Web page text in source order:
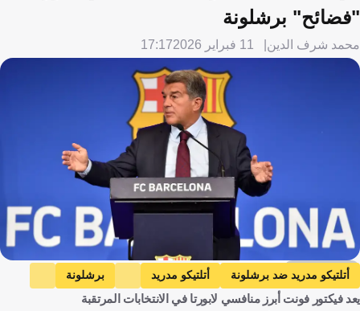
"فضائح" برشلونة
محمد شرف الدين 11 فبراير 2026 17:17
Getty Images
أتلتيكو مدريد ضد برشلونة أتلتيكو مدريد
برشلونة
كأس ملك إسبانيا
جيرونا ضد برشلونة
جيرونا
يعد فيكتور فونت أبرز منافسي لابورتا في الانتخابات المرتقبة